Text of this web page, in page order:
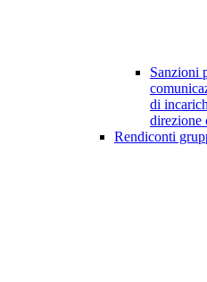
Sanzioni
di
direzione
Rendiconti